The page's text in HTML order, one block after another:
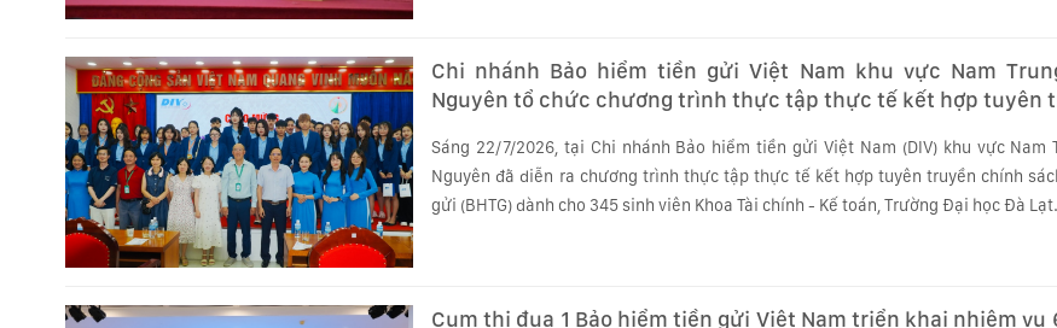
Chi nhánh Bảo hiểm tiền gửi Việt Nam khu vực Nam
Nguyên tổ chức chương trình thực tập thực tế kết hợp tuyên
Sáng 22/7/2026, tại Chi nhánh Bảo hiểm tiền gửi Việt Nam (DIV) khu vực Nam
Nguyên đã diễn ra chương trình thực tập thực tế kết hợp tuyên truyền chính
gửi (BHTG) dành cho 345 sinh viên Khoa Tài chính - Kế toán, Trường Đại học Đà Lạt.
Cụm thi đua 1 Bảo hiểm tiền gửi Việt Nam triển khai nhiệm vụ